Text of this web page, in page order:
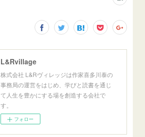
L&Rvillage
株式会社 L&Rヴィレッジは作家喜多川泰の
事務局の運営をはじめ、学びと読書を通じ
て人生を豊かにする場を創造する会社で
す。
フォロー